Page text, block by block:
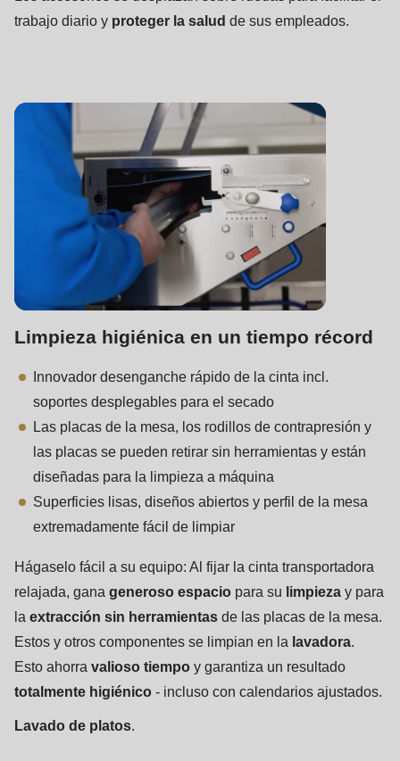
trabajo diario y proteger la salud de sus empleados.
Limpieza higiénica en un tiempo récord
Innovador desenganche rápido de la cinta incl.
soportes desplegables para el secado
Las placas de la mesa, los rodillos de contrapresión y
las placas se pueden retirar sin herramientas y están
diseñadas para la limpieza a máquina
Superficies lisas, diseños abiertos y perfil de la mesa
extremadamente fácil de limpiar
Hágaselo fácil a su equipo: Al fijar la cinta transportadora
relajada, gana generoso espacio para su limpieza y para
la extracción sin herramientas de las placas de la mesa.
Estos y otros componentes se limpian en la lavadora
Esto ahorra valioso tiempo y garantiza un resultado
totalmente higiénico - incluso con calendarios ajustados.
Lavado de platos.